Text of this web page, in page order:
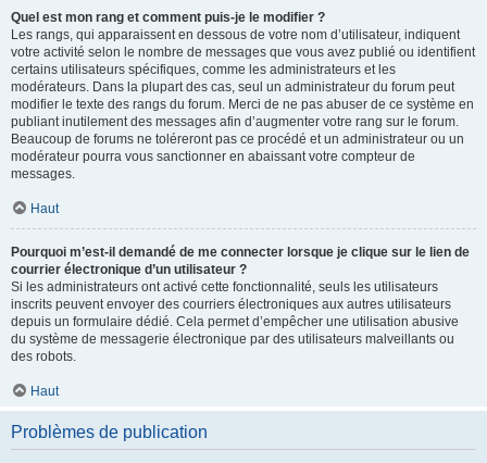
Quel est mon rang et comment puis-je le modifier ?
Les rangs, qui apparaissent en dessous de votre nom d’utilisateur, indiquent
votre activité selon le nombre de messages que vous avez publié ou identifient
certains utilisateurs spécifiques, comme les administrateurs et les
modérateurs. Dans la plupart des cas, seul un administrateur du forum peut
modifier le texte des rangs du forum. Merci de ne pas abuser de ce système en
publiant inutilement des messages afin d’augmenter votre rang sur le forum.
Beaucoup de forums ne toléreront pas ce procédé et un administrateur ou un
modérateur pourra vous sanctionner en abaissant votre compteur de
messages.
Haut
Pourquoi m’est-il demandé de me connecter lorsque je clique sur le lien de
courrier électronique d’un utilisateur ?
Si les administrateurs ont activé cette fonctionnalité, seuls les utilisateurs
inscrits peuvent envoyer des courriers électroniques aux autres utilisateurs
depuis un formulaire dédié. Cela permet d’empêcher une utilisation abusive
du système de messagerie électronique par des utilisateurs malveillants ou
des robots.
Haut
Problèmes de publication